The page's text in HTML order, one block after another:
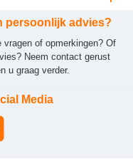
persoonlijk advies?
of opmerkingen? Of
Neem contact gerust
u graag verder.
Media